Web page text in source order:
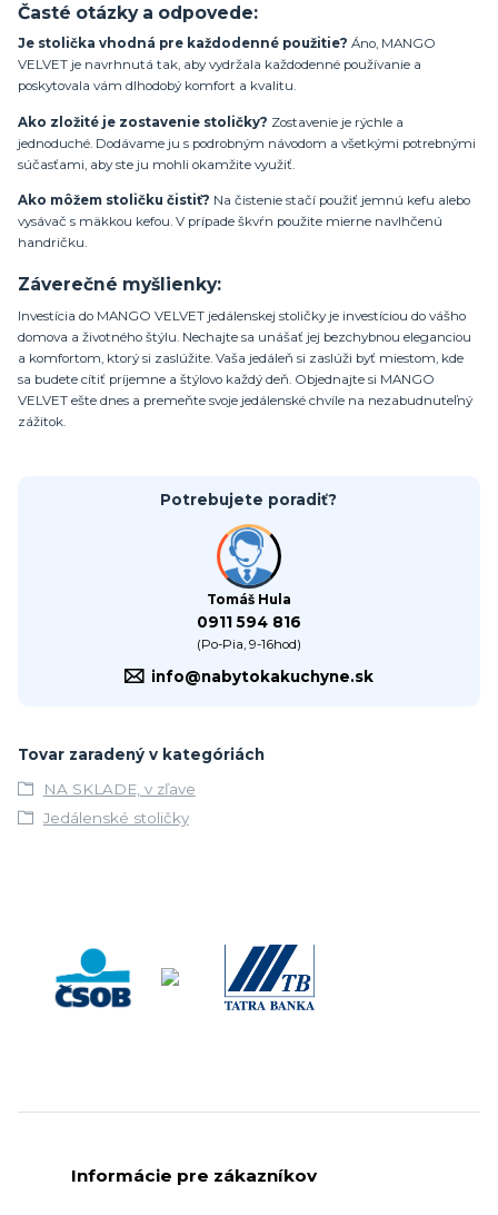
Časté otázky a odpovede:
Je stolička vhodná pre každodenné použitie? Áno, MANGO
VELVET je navrhnutá tak, aby vydržala každodenné používanie a
poskytovala vám dlhodobý komfort a kvalitu.
Ako zložité je zostavenie stoličky? Zostavenie je rýchle a
jednoduché. Dodávame ju s podrobným návodom a všetkými potrebnými
súčasťami, aby ste ju mohli okamžite využiť.
Ako môžem stoličku čistiť? Na čistenie stačí použiť jemnú kefu alebo
vysávač s mäkkou kefou. V prípade škvŕn použite mierne navlhčenú
handričku.
Záverečné myšlienky:
Investícia do MANGO VELVET jedálenskej stoličky je investíciou do vášho
domova a životného štýlu. Nechajte sa unášať jej bezchybnou eleganciou
a komfortom, ktorý si zaslúžite. Vaša jedáleň si zaslúži byť miestom, kde
sa budete cítiť príjemne a štýlovo každý deň. Objednajte si MANGO
VELVET ešte dnes a premeňte svoje jedálenské chvíle na nezabudnuteľný
zážitok.
Potrebujete poradiť?
Tomáš Hula
0911 594 816
(Po-Pia, 9-16hod)
info@nabytokakuchyne.sk
Tovar zaradený v kategóriách
NA SKLADE, v zľave
Jedálenské stoličky
Informácie pre zákazníkov